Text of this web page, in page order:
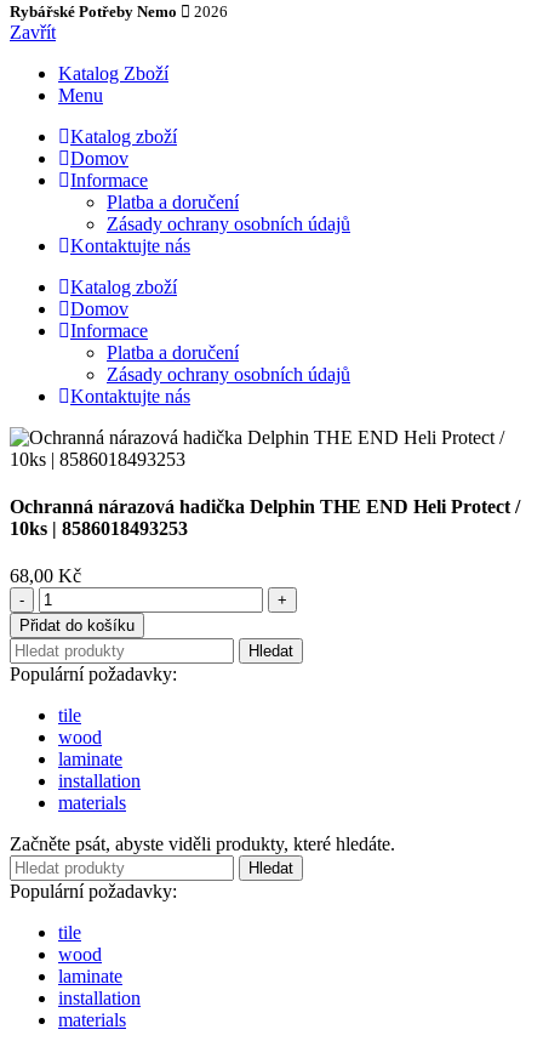
Rybářské Potřeby Nemo 2026
Zavřít
Katalog Zboží
Menu
Katalog zboží
Domov
Informace
Platba a doručení
Zásady ochrany osobních údajů
Kontaktujte nás
Katalog zboží
Domov
Informace
Platba a doručení
Zásady ochrany osobních údajů
Kontaktujte nás
Ochranná nárazová hadička Delphin THE END Heli Protect /
10ks | 8586018493253
68,00 Kč
Ochranná
nárazová
hadička
Delphin
THE
END
Heli
Protect
10ks
8586018493253
množství
Přidat do košíku
Hledat
Populární požadavky:
tile
wood
laminate
installation
materials
Začněte psát, abyste viděli produkty, které hledáte.
Hledat
Populární požadavky:
tile
wood
laminate
installation
materials